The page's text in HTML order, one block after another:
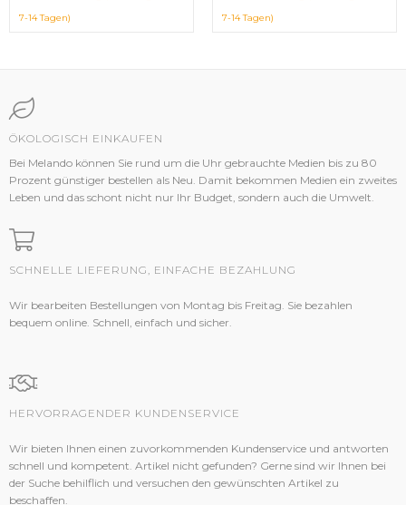
7-14 Tagen)
7-14 Tagen)
ÖKOLOGISCH EINKAUFEN
Bei Melando können Sie rund um die Uhr gebrauchte Medien bis zu 80
Prozent günstiger bestellen als Neu. Damit bekommen Medien ein zweites
Leben und das schont nicht nur Ihr Budget, sondern auch die Umwelt.
SCHNELLE LIEFERUNG, EINFACHE BEZAHLUNG
Wir bearbeiten Bestellungen von Montag bis Freitag. Sie bezahlen
bequem online. Schnell, einfach und sicher.
HERVORRAGENDER KUNDENSERVICE
Wir bieten Ihnen einen zuvorkommenden Kundenservice und antworten
schnell und kompetent. Artikel nicht gefunden? Gerne sind wir Ihnen bei
der Suche behilflich und versuchen den gewünschten Artikel zu
beschaffen.